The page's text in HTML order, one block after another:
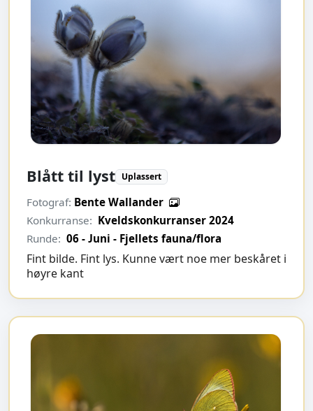
Blått til lyst Uplassert
Fotograf: Bente Wallander
Konkurranse: Kveldskonkurranser 2024
Runde: 06 - Juni - Fjellets fauna/flora
Fint bilde. Fint lys. Kunne vært noe mer beskåret i
høyre kant